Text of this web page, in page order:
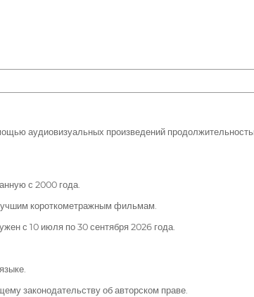
аудиовизуальных произведений
с 2000 года.
короткометражным фильмам.
с 10 июля по 30 сентября 2026 года.
законодательству об авторском праве.